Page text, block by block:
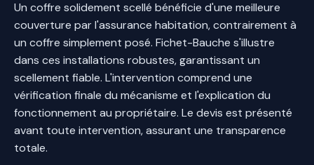
Un coffre solidement scellé bénéficie d'une meilleure
couverture par l'assurance habitation, contrairement à
un coffre simplement posé. Fichet-Bauche s'illustre
dans ces installations robustes, garantissant un
scellement fiable. L'intervention comprend une
vérification finale du mécanisme et l'explication du
fonctionnement au propriétaire. Le devis est présenté
avant toute intervention, assurant une transparence
totale.